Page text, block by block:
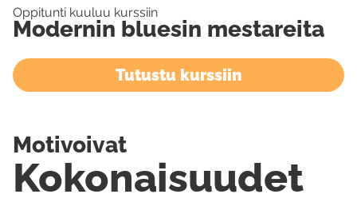
Oppitunti kuuluu kurssiin
Modernin bluesin mestareita
Tutustu kurssiin
Kokonaisuudet
Motivoivat